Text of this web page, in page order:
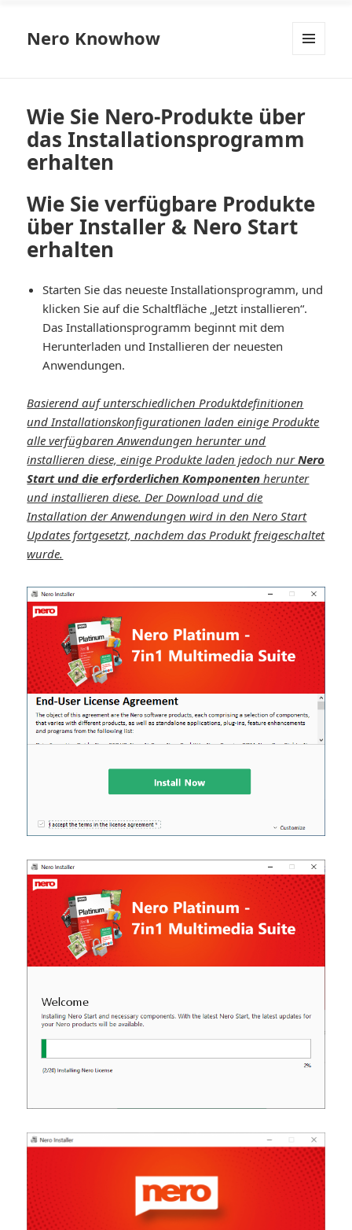
Nero Knowhow
Wie Sie Nero-Produkte über
das Installationsprogramm
erhalten
Wie Sie verfügbare Produkte
über Installer & Nero Start
erhalten
Starten Sie das neueste Installationsprogramm, und
klicken Sie auf die Schaltfläche „Jetzt installieren“.
Das Installationsprogramm beginnt mit dem
Herunterladen und Installieren der neuesten
Anwendungen.
Basierend auf unterschiedlichen Produktdefinitionen
und Installationskonfigurationen laden einige Produkte
alle verfügbaren Anwendungen herunter und
installieren diese, einige Produkte laden jedoch nurNero
Start und die erforderlichen Komponenten herunter
und installieren diese. Der Download und die
Installation der Anwendungen wird in den Nero Start
Updates fortgesetzt, nachdem das Produkt freigeschaltet
wurde.